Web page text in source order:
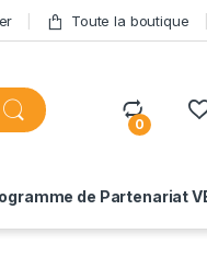
Toute la boutique
0
de Partenariat